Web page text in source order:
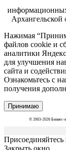
Нажимая
файлов cookie и
аналитики
для улучшения
сайта и
Ознакомьтесь с
получения
Принимаю
© 2003-2026 Бизнес-
Присоединяйтесь